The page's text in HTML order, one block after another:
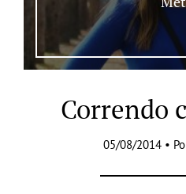
Correndo
05/08/2014 •